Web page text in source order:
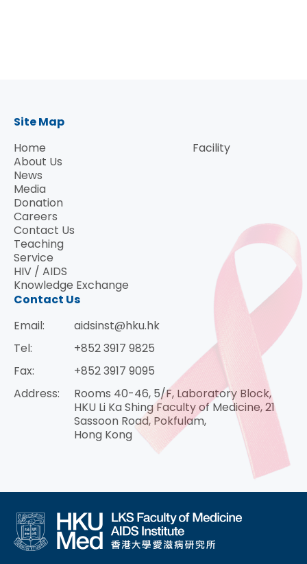
Site Map
Home
About Us
News
Media
Donation
Careers
Contact Us
Teaching
Service
HIV / AIDS
Knowledge Exchange
Facility
Contact Us
Email:
aidsinst@hku.hk
Tel:
+852 3917 9825
Fax:
+852 3917 9095
Address:
Rooms 40-46, 5/F, Laboratory Block,
HKU Li Ka Shing Faculty of Medicine, 21
Sassoon Road, Pokfulam,
Hong Kong